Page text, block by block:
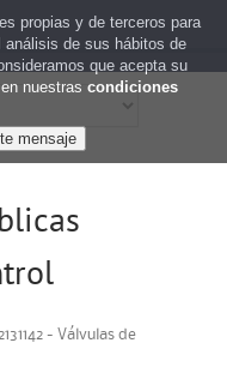
- Válvulas de
propias y de terceros para
de sus hábitos de
que acepta su
nuestras condiciones